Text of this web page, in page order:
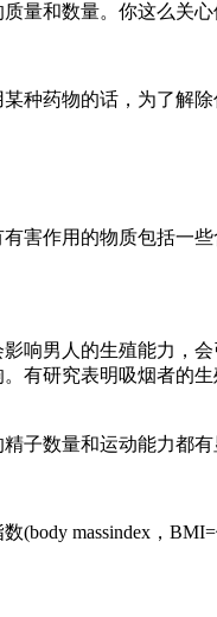
量和数量。你这么关
种药物的话，为了解
害作用的物质包括一
响男人的生殖能力，
有研究表明吸烟者的
子数量和运动能力都有
massindex，